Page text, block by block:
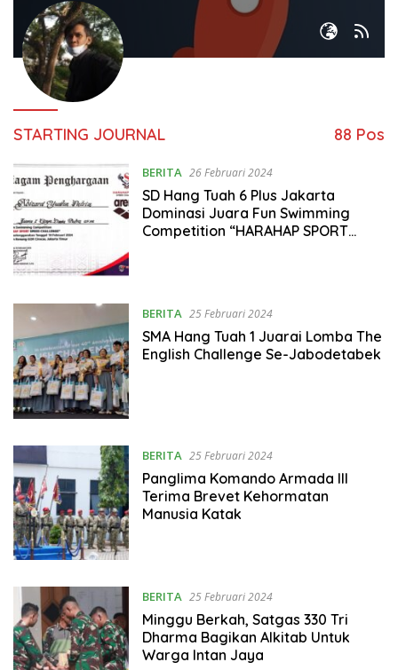
STARTING JOURNAL 88 Pos
BERITA 26 Februari 2024
SD Hang Tuah 6 Plus Jakarta
Dominasi Juara Fun Swimming
Competition “HARAHAP SPORT
BERITA 25 Februari 2024
SMA Hang Tuah 1 Juarai Lomba The
English Challenge Se-Jabodetabek
BERITA 25 Februari 2024
Panglima Komando Armada III
Terima Brevet Kehormatan
Manusia Katak
BERITA 25 Februari 2024
Minggu Berkah, Satgas 330 Tri
Dharma Bagikan Alkitab Untuk
Warga Intan Jaya